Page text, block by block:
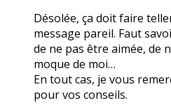
Désolée, ça doit faire
message pareil. Faut
de ne pas être aimée, de
moque de moi…
En tout cas, je vous
pour vos conseils.